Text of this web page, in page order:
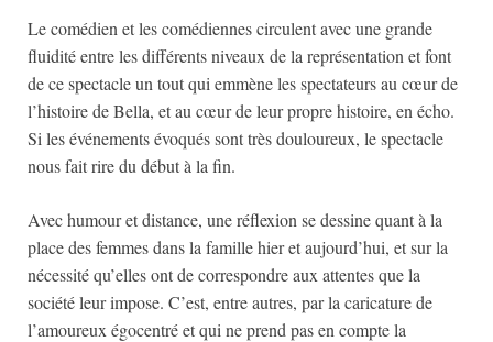
Le comédien et les comédiennes circulent avec une grande
fluidité entre les différents niveaux de la représentation et font
de ce spectacle un tout qui emmène les spectateurs au cœur de
l’histoire de Bella, et au cœur de leur propre histoire, en écho.
Si les événements évoqués sont très douloureux, le spectacle
nous fait rire du début à la fin.
Avec humour et distance, une réflexion se dessine quant à la
place des femmes dans la famille hier et aujourd’hui, et sur la
nécessité qu’elles ont de correspondre aux attentes que la
société leur impose. C’est, entre autres, par la caricature de
l’amoureux égocentré et qui ne prend pas en compte la